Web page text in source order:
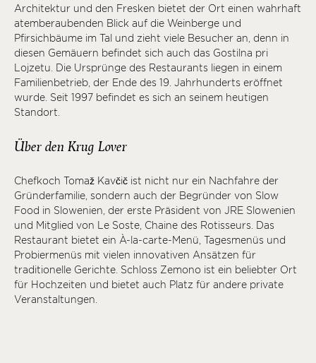
Architektur und den Fresken bietet der Ort einen wahrhaft
atemberaubenden Blick auf die Weinberge und
Pfirsichbäume im Tal und zieht viele Besucher an, denn in
diesen Gemäuern befindet sich auch das Gostilna pri
Lojzetu. Die Ursprünge des Restaurants liegen in einem
Familienbetrieb, der Ende des 19. Jahrhunderts eröffnet
wurde. Seit 1997 befindet es sich an seinem heutigen
Standort.
Über den Krug Lover
Chefkoch Tomaž Kavčič ist nicht nur ein Nachfahre der
Gründerfamilie, sondern auch der Begründer von Slow
Food in Slowenien, der erste Präsident von JRE Slowenien
und Mitglied von Le Soste, Chaine des Rotisseurs. Das
Restaurant bietet ein À-la-carte-Menü, Tagesmenüs und
Probiermenüs mit vielen innovativen Ansätzen für
traditionelle Gerichte. Schloss Zemono ist ein beliebter Ort
für Hochzeiten und bietet auch Platz für andere private
Veranstaltungen.